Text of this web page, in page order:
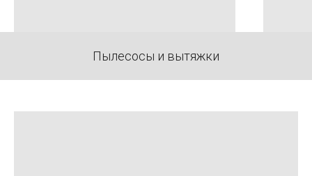
Пылесосы и вытяжки